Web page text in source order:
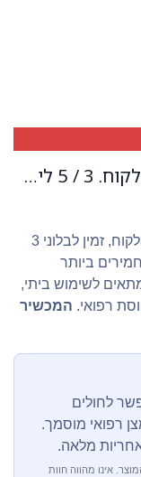
מילוי בלון חמצן רפואי. בלון של הלקוח. 3 / 5 ליטר. חמצן רפואי מוסמך. שירות מהיר. ס.מדיק יבוא
בבלון של הלקוח, זמין לבלוני 3
ביותר
לשימוש ביתי,
רפואי. המכשיר
לחולים
רפואי מוסמך.
אינו מהווה חוות